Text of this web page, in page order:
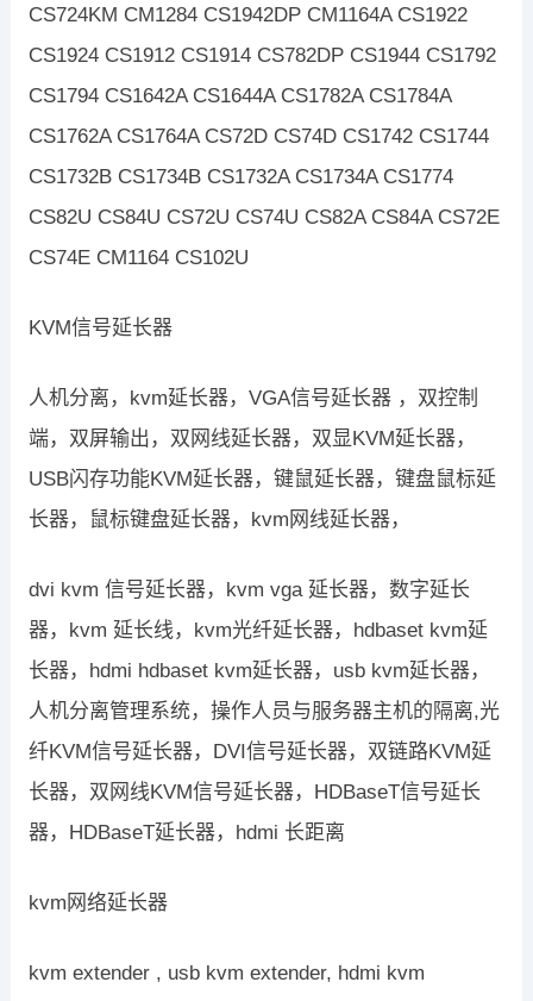
CS724KM CM1284 CS1942DP CM1164A CS1922
CS1924 CS1912 CS1914 CS782DP CS1944 CS1792
CS1794 CS1642A CS1644A CS1782A CS1784A
CS1762A CS1764A CS72D CS74D CS1742 CS1744
CS1732B CS1734B CS1732A CS1734A CS1774
CS82U CS84U CS72U CS74U CS82A CS84A CS72E
CS74E CM1164 CS102U
KVM信号延长器
人机分离，kvm延长器，VGA信号延长器 ，双控制
端，双屏输出，双网线延长器，双显KVM延长器，
USB闪存功能KVM延长器，键鼠延长器，键盘鼠标延
长器，鼠标键盘延长器，kvm网线延长器，
dvi kvm 信号延长器，kvm vga 延长器，数字延长
器，kvm 延长线，kvm光纤延长器，hdbaset kvm延
长器，hdmi hdbaset kvm延长器，usb kvm延长器，
人机分离管理系统，操作人员与服务器主机的隔离,光
纤KVM信号延长器，DVI信号延长器，双链路KVM延
长器，双网线KVM信号延长器，HDBaseT信号延长
器，HDBaseT延长器，hdmi 长距离
kvm网络延长器
kvm extender , usb kvm extender, hdmi kvm